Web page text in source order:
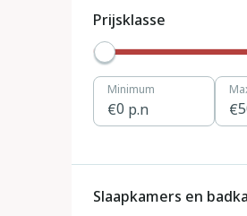
Tsjechië
Denemarken
Hongarije
Prijsklasse
0 p.n
Minimum
Slaapkamers en